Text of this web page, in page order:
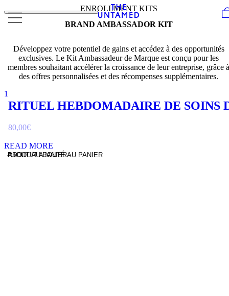
ENROLLMENT KITS
BRAND AMBASSADOR KIT
Développez votre potentiel de gains et accédez à des opportunités
exclusives. Le Kit Ambassadeur de Marque est conçu pour les
membres souhaitant accélérer la croissance de leur entreprise, grâce à
des offres personnalisées et des récompenses supplémentaires.
1
RITUEL HEBDOMADAIRE DE SOINS
80,00€
READ MORE
-AJOUT AU PANIER...
PRODUIT AJOUTÉ AU PANIER